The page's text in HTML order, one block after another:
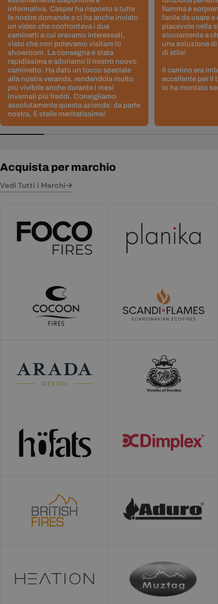
informativa. Casper ha risposto a tutte
le nostre domande e ci ha anche inviato
un video che confrontava i due
caminetti a cui eravamo interessati,
visto che non potevamo visitare lo
showroom. La consegna è stata
rapidissima e adoriamo il nostro nuovo
caminetto. Ha dato un tocco speciale
alla nostra veranda, rendendola molto
più vivibile anche durante i mesi
invernali più freddi. Consigliamo
assolutamente questa azienda: da parte
nostra, 5 stelle meritatissime!
fiamma è
facile da usare e
piacevole nella
sicuramente a
una soluzione
di stile!
Il camino era
eccellente per il
lo ha montato
Acquista per marchio
Vedi Tutti I Marchi